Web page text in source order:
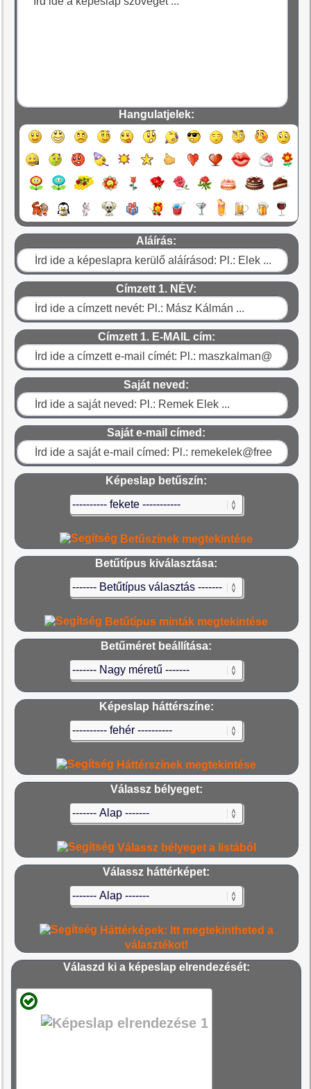
Hangulatjelek:
Aláírás:
Címzett 1. NÉV:
Címzett 1. E-MAIL cím:
Saját neved:
Saját e-mail címed:
Képeslap betűszín:
Betűszínek megtekintése
Betűtípus kiválasztása:
Betűtípus minták megtekintése
Betűméret beállítása:
Képeslap háttérszíne:
Háttérszínek megtekintése
Válassz bélyeget:
Válassz bélyeget a listából
Válassz háttérképet:
Háttérképek: Itt megtekintheted a
választékot!
Válaszd ki a képeslap elrendezését: